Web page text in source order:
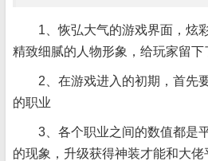
1、恢弘大气的游戏界面，炫
精致细腻的人物形象，给玩家留下
2、在游戏进入的初期，首先
的职业
3、各个职业之间的数值都是
的现象，升级获得神装才能和大